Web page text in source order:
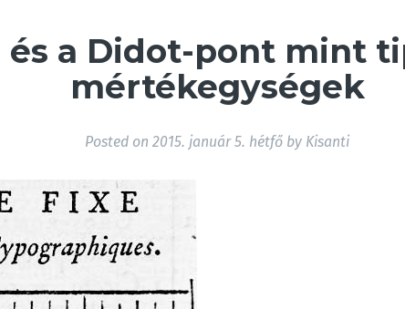
és a Didot-pont mint
mértékegységek
Posted on 2015. január 5. hétfő by Kisanti